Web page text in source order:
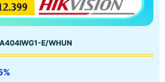
sắt nét giá rẻ camera wifi
nam vì giá chỉ 550.000 VNĐ đã
E/WHUN